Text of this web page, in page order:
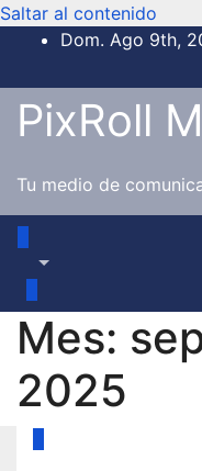
Saltar al contenido
Dom. Ago 9th,
PixRoll
Tu medio de
Mes:
2025